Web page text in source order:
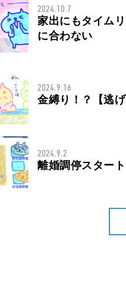
2024.10.7
家出にもタイム
に合わない
2024.9.16
金縛り！？【逃
2024.9.2
離婚調停スター
調停を申立！